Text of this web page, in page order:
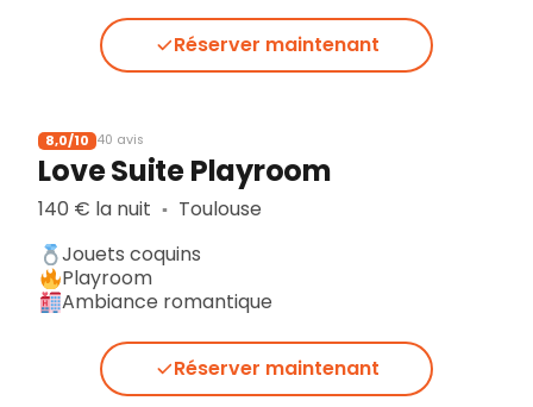
Réserver maintenant
8,0/10 40 avis
Love Suite Playroom
140 € la nuit ▪︎ Toulouse
Jouets coquins
Playroom
Ambiance romantique
Réserver maintenant